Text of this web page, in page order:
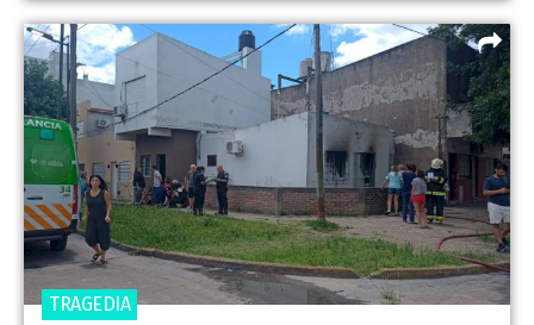
TRAGEDIA